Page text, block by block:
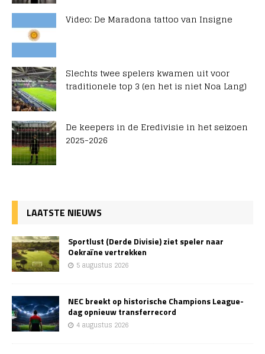
Video: De Maradona tattoo van Insigne
Slechts twee spelers kwamen uit voor
traditionele top 3 (en het is niet Noa Lang)
De keepers in de Eredivisie in het seizoen
2025-2026
LAATSTE NIEUWS
Sportlust (Derde Divisie) ziet speler naar
Oekraïne vertrekken
5 augustus 2026
NEC breekt op historische Champions League-
dag opnieuw transferrecord
4 augustus 2026